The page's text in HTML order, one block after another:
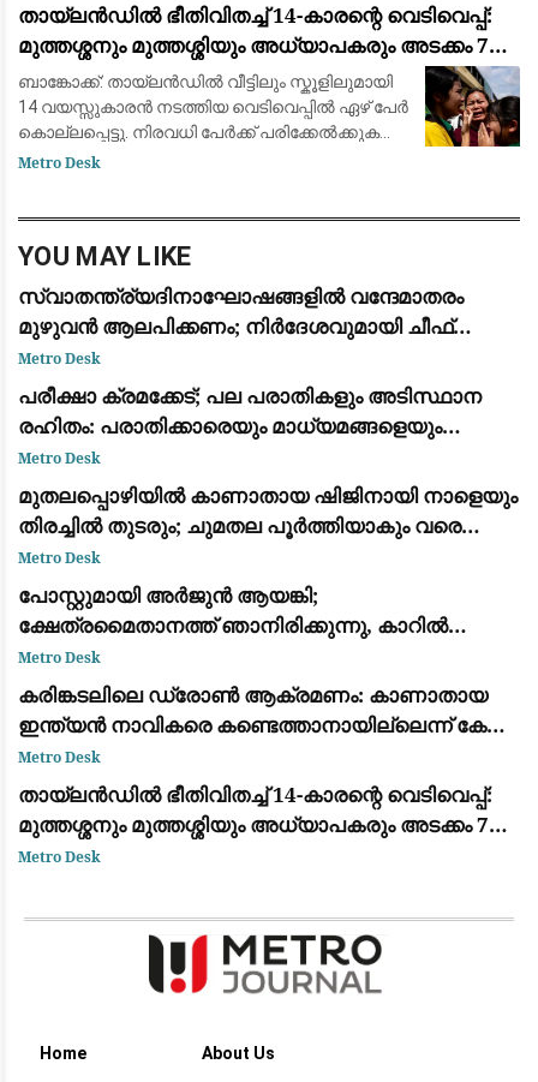
കോടതിയെ അറിയിച്ചു. വിപുലമായ തിരച
തായ്‌ലൻഡിൽ ഭീതിവിതച്ച് 14-കാരന്റെ വെടിവെപ്പ്:
മുത്തശ്ശനും മുത്തശ്ശിയും അധ്യാപകരും അടക്കം 7
പേർ കൊല്ലപ്പെട്ടു
ബാങ്കോക്ക്: തായ്‌ലൻഡിൽ വീട്ടിലും സ്കൂളിലുമായി
14 വയസ്സുകാരൻ നടത്തിയ വെടിവെപ്പിൽ ഏഴ് പേർ
കൊല്ലപ്പെട്ടു. നിരവധി പേർക്ക് പരിക്കേൽക്കുകയും
ചെയ്തു. വെള്ളിയാഴ്ച രാവിലെ ബാങ്കോക്കിന്
Metro Desk
YOU MAY LIKE
സ്വാതന്ത്ര്യദിനാഘോഷങ്ങളിൽ വന്ദേമാതരം
മുഴുവൻ ആലപിക്കണം; നിർദേശവുമായി ചീഫ്
സെക്രട്ടറി
Metro Desk
പരീക്ഷാ ക്രമക്കേട്; പല പരാതികളും അടിസ്ഥാന
രഹിതം: പരാതിക്കാരെയും മാധ്യമങ്ങളെയും
വിമര്‍ശിച്ച് പിഎസ്‌സി
Metro Desk
മുതലപ്പൊഴിയിൽ കാണാതായ ഷിജിനായി നാളെയും
തിരച്ചിൽ തുടരും; ചുമതല പൂർത്തിയാകും വരെ
തീരത്തുണ്ടാകുമെന്ന് മന്ത്രി സി.പി. ജോൺ
Metro Desk
പോസ്റ്റുമായി അർജുൻ ആയങ്കി;
ക്ഷേത്രമൈതാനത്ത് ഞാനിരിക്കുന്നു, കാറിൽ
പാലിയേക്കര ടോൾ പ്ലാസ കടക്കുന്ന ദൃശ്യം
പുറത്ത്: സഹോദരനും ഭാര്യയും കസ്റ്റഡിയിൽ
Metro Desk
കരിങ്കടലിലെ ഡ്രോൺ ആക്രമണം: കാണാതായ
ഇന്ത്യൻ നാവികരെ കണ്ടെത്താനായില്ലെന്ന് കേന്ദ്ര
സർക്കാർ
Metro Desk
തായ്‌ലൻഡിൽ ഭീതിവിതച്ച് 14-കാരന്റെ വെടിവെപ്പ്:
മുത്തശ്ശനും മുത്തശ്ശിയും അധ്യാപകരും അടക്കം 7
പേർ കൊല്ലപ്പെട്ടു
Metro Desk
Home About Us